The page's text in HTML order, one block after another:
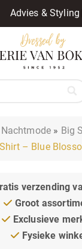
Advies & Styling
Nachtmode » Big
– Blue
verzending
Groot
Exclusieve
Fysieke